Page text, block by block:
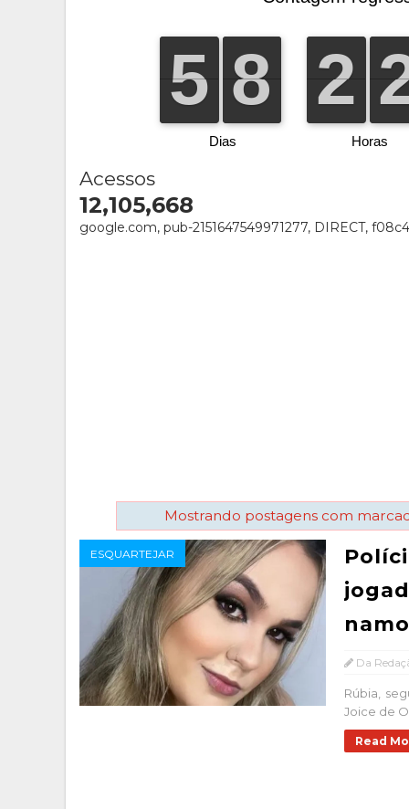
Acessos
12,105,668
google.com, pub-2151647549971277, DIRECT,
Mostrando postagens com
ESQUARTEJAR
Da
Rúbia,
Joice de
Read